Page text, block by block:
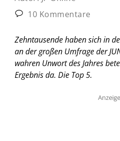
10 Kommentare
Zehntausende haben sich in
an der großen Umfrage der
wahren Unwort des Jahres
Ergebnis da. Die Top 5.
Anzeige